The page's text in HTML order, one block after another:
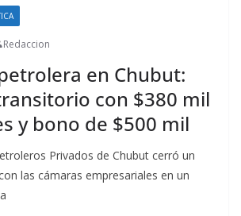
Redaccion
en Chubut:
con $380 mil
y bono de $500 mil
Privados de Chubut cerró un
las cámaras empresariales en un